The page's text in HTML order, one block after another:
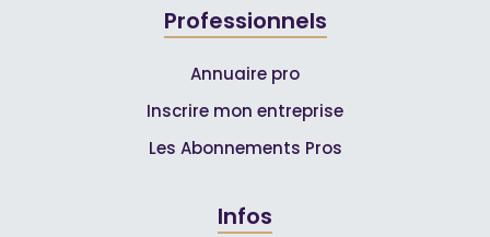
Professionnels
Annuaire pro
Inscrire mon entreprise
Les Abonnements Pros
Infos